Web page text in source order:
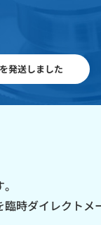
発送しました
時ダイレクトメ